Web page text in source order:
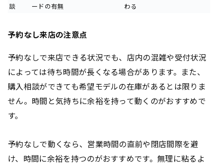
談
ードの有無
わる
予約なし来店の注意点
予約なしで来店できる状況でも、店内の混雑や受付状況
によっては待ち時間が長くなる場合があります。また、
購入相談ができても希望モデルの在庫があるとは限りま
せん。時間と気持ちに余裕を持って動くのがおすすめで
す。
予約なしで動くなら、営業時間の直前や閉店間際を避
け、時間に余裕を持つのがおすすめです。無理に粘るよ